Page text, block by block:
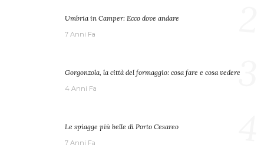
Umbria in Camper: Ecco dove andare
7 Anni Fa
Gorgonzola, la città del formaggio: cosa fare e cosa vedere
4 Anni Fa 3
Le spiagge più belle di Porto Cesareo
7 Anni Fa